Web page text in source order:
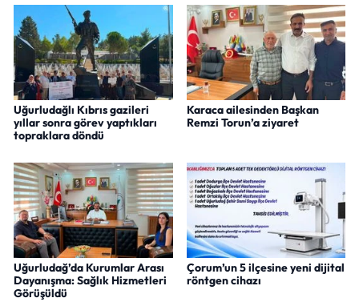
Uğurludağlı Kıbrıs gazileri
yıllar sonra görev yaptıkları
topraklara döndü
Karaca ailesinden Başkan
Remzi Torun’a ziyaret
Uğurludağ’da Kurumlar Arası
Dayanışma: Sağlık Hizmetleri
Görüşüldü
Çorum’un 5 ilçesine yeni dijital
röntgen cihazı